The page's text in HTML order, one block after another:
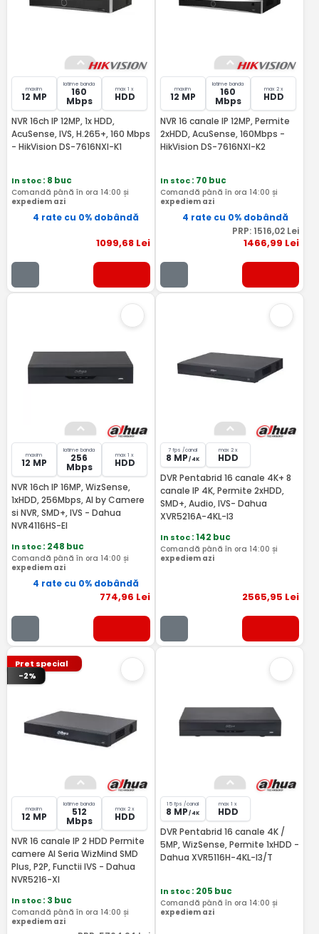
maxim
12 MP
latime banda
160
Mbps
max 1 x
HDD
NVR 16ch IP 12MP, 1x HDD,
AcuSense, IVS, H.265+, 160 Mbps
- HikVision DS-7616NXI-K1
In stoc: 8 buc
Comandă până în ora 14:00 și
expediem azi
4 rate cu 0% dobândă
1099,68Lei
maxim
12 MP
latime banda
160
Mbps
max 2 x
HDD
NVR 16 canale IP 12MP, Permite
2xHDD, AcuSense, 160Mbps -
HikVision DS-7616NXI-K2
In stoc: 70 buc
Comandă până în ora 14:00 și
expediem azi
4 rate cu 0% dobândă
PRP: 1516,02 Lei
1466,99 Lei
maxim
12 MP
latime banda
256
Mbps
max 1 x
HDD
NVR 16ch IP 16MP, WizSense,
1xHDD, 256Mbps, AI by Camere
si NVR, SMD+, IVS - Dahua
NVR4116HS-EI
In stoc: 248 buc
Comandă până în ora 14:00 și
expediem azi
4 rate cu 0% dobândă
774,96 Lei
7 fps /canal
8 MP / 4K
max 2 x
HDD
DVR Pentabrid 16 canale 4K+ 8
canale IP 4K, Permite 2xHDD,
SMD+, Audio, IVS- Dahua
XVR5216A-4KL-I3
In stoc: 142 buc
Comandă până în ora 14:00 și
expediem azi
2565,95 Lei
Pret special
-2%
maxim
12 MP
latime banda
512
Mbps
max 2 x
HDD
NVR 16 canale IP 2 HDD Permite
camere AI Seria WizMind SMD
Plus, P2P, Functii IVS - Dahua
NVR5216-XI
In stoc: 3 buc
Comandă până în ora 14:00 și
expediem azi
15 fps /canal
8 MP / 4K
max 1 x
HDD
DVR Pentabrid 16 canale 4K /
5MP, WizSense, Permite 1xHDD -
Dahua XVR5116H-4KL-I3/T
In stoc: 205 buc
Comandă până în ora 14:00 și
expediem azi